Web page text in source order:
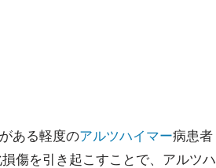
ある軽度のアルツハイマー病患者
傷を引き起こすことで、アルツハ